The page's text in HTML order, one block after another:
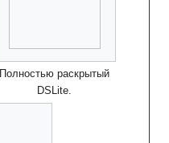
Полностью раскрытый
DSLite.